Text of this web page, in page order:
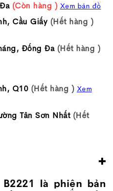
(Còn hàng ) Xem bản đồ
Cầu Giấy (Hết hàng )
Đống Đa (Hết hàng )
Q10 (Hết hàng ) Xem
Tân Sơn Nhất (Hết
B2221 là phiên bản